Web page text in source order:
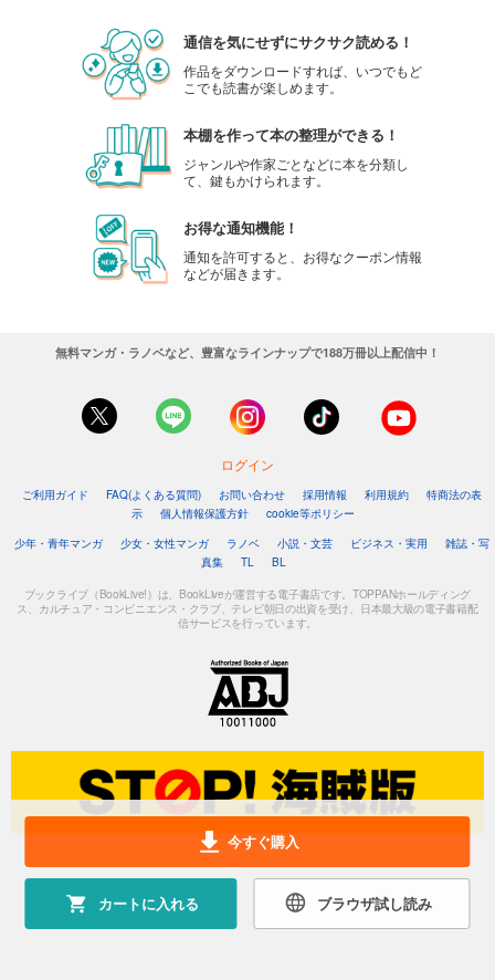
今すぐ購入
カートに入れる ブラウザ試し読み
通信を気にせずにサクサク読める！
作品をダウンロードすれば、いつでもど
こでも読書が楽しめます。
本棚を作って本の整理ができる！
ジャンルや作家ごとなどに本を分類し
て、鍵もかけられます。
お得な通知機能！
通知を許可すると、お得なクーポン情報
などが届きます。
無料マンガ・ラノベなど、豊富なラインナップで188万冊以上配信中！
ログイン
ご利用ガイド FAQ(よくある質問) お問い合わせ 採用情報 利用規約
特商法の表
示
個人情報保護方針
cookie等ポリシー
少年・青年マンガ
少女・女性マンガ ラノベ 小説・文芸 ビジネス・実用
雑誌・写
真集
TL BL
ブックライブ（BookLive!）は、BookLiveが運営する電子書店です。TOPPANホールディング
ス、カルチュア・コンビニエンス・クラブ、テレビ朝日の出資を受け、日本最大級の電子書籍配
信サービスを行っています。